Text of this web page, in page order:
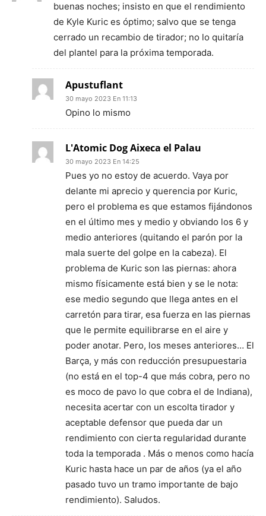
buenas noches; insisto en que el rendimiento
de Kyle Kuric es óptimo; salvo que se tenga
cerrado un recambio de tirador; no lo quitaría
del plantel para la próxima temporada.
Apustuflant
30 mayo 2023 En 11:13
Opino lo mismo
L'Atomic Dog Aixeca el Palau
30 mayo 2023 En 14:25
Pues yo no estoy de acuerdo. Vaya por
delante mi aprecio y querencia por Kuric,
pero el problema es que estamos fijándonos
en el último mes y medio y obviando los 6 y
medio anteriores (quitando el parón por la
mala suerte del golpe en la cabeza). El
problema de Kuric son las piernas: ahora
mismo físicamente está bien y se le nota:
ese medio segundo que llega antes en el
carretón para tirar, esa fuerza en las piernas
que le permite equilibrarse en el aire y
poder anotar. Pero, los meses anteriores… El
Barça, y más con reducción presupuestaria
(no está en el top-4 que más cobra, pero no
es moco de pavo lo que cobra el de Indiana),
necesita acertar con un escolta tirador y
aceptable defensor que pueda dar un
rendimiento con cierta regularidad durante
toda la temporada . Más o menos como hacía
Kuric hasta hace un par de años (ya el año
pasado tuvo un tramo importante de bajo
rendimiento). Saludos.